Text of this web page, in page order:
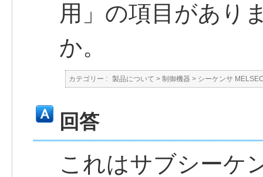
用」の項目があり
か。
カテゴリー : 製品について > 制御機器 > シーケンサ
回答
これはサブシーケ